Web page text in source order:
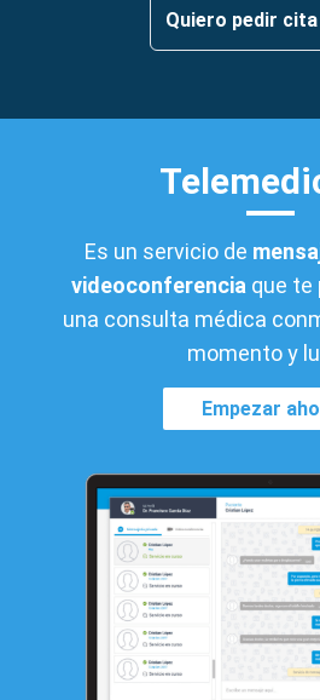
Quiero pedir
Es un servicio de
videoconferencia que te
una consulta médica
momento y
Empezar